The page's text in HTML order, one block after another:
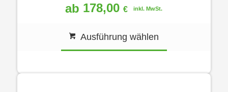
ab 178,00€ inkl. MwSt.
Ausführung wählen